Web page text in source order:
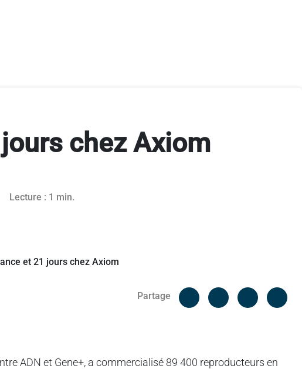
chez Axiom
Lecture : 1 min.
Partage
Facebook
ADN et Gene+, a commercialisé 89 400 reproducteurs en